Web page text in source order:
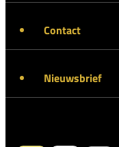
Contact
Nieuwsbrief